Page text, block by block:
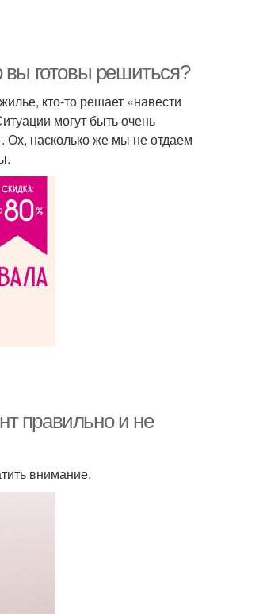
готовы решиться?
кто-то решает «навести
могут быть очень
насколько же мы не отдаем
правильно и не
внимание.